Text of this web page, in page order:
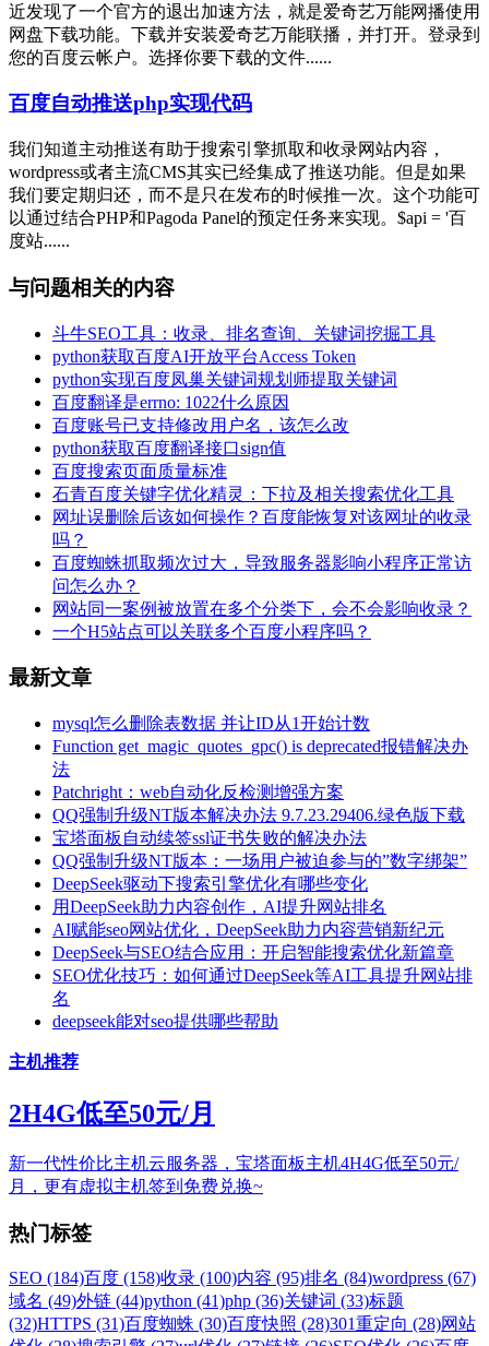
近发现了一个官方的退出加速方法，就是爱奇艺万能网播使用
网盘下载功能。下载并安装爱奇艺万能联播，并打开。登录到
您的百度云帐户。选择你要下载的文件......
百度自动推送php实现代码
我们知道主动推送有助于搜索引擎抓取和收录网站内容，
wordpress或者主流CMS其实已经集成了推送功能。但是如果
我们要定期归还，而不是只在发布的时候推一次。这个功能可
以通过结合PHP和Pagoda Panel的预定任务来实现。$api = '百
度站......
与问题相关的内容
斗牛SEO工具：收录、排名查询、关键词挖掘工具
python获取百度AI开放平台Access Token
python实现百度凤巢关键词规划师提取关键词
百度翻译是errno: 1022什么原因
百度账号已支持修改用户名，该怎么改
python获取百度翻译接口sign值
百度搜索页面质量标准
石青百度关键字优化精灵：下拉及相关搜索优化工具
网址误删除后该如何操作？百度能恢复对该网址的收录
吗？
百度蜘蛛抓取频次过大，导致服务器影响小程序正常访
问怎么办？
网站同一案例被放置在多个分类下，会不会影响收录？
一个H5站点可以关联多个百度小程序吗？
最新文章
mysql怎么删除表数据 并让ID从1开始计数
Function get_magic_quotes_gpc() is deprecated报错解决办
法
Patchright：web自动化反检测增强方案
QQ强制升级NT版本解决办法 9.7.23.29406.绿色版下载
宝塔面板自动续签ssl证书失败的解决办法
QQ强制升级NT版本：一场用户被迫参与的”数字绑架”
DeepSeek驱动下搜索引擎优化有哪些变化
用DeepSeek助力内容创作，AI提升网站排名
AI赋能seo网站优化，DeepSeek助力内容营销新纪元
DeepSeek与SEO结合应用：开启智能搜索优化新篇章
SEO优化技巧：如何通过DeepSeek等AI工具提升网站排
名
deepseek能对seo提供哪些帮助
主机推荐
2H4G低至50元/月
新一代性价比主机云服务器，宝塔面板主机4H4G低至50元/
月，更有虚拟主机签到免费兑换~
热门标签
SEO (184)百度 (158)收录 (100)内容 (95)排名 (84)wordpress (67)
域名 (49)外链 (44)python (41)php (36)关键词 (33)标题
(32)HTTPS (31)百度蜘蛛 (30)百度快照 (28)301重定向 (28)网站